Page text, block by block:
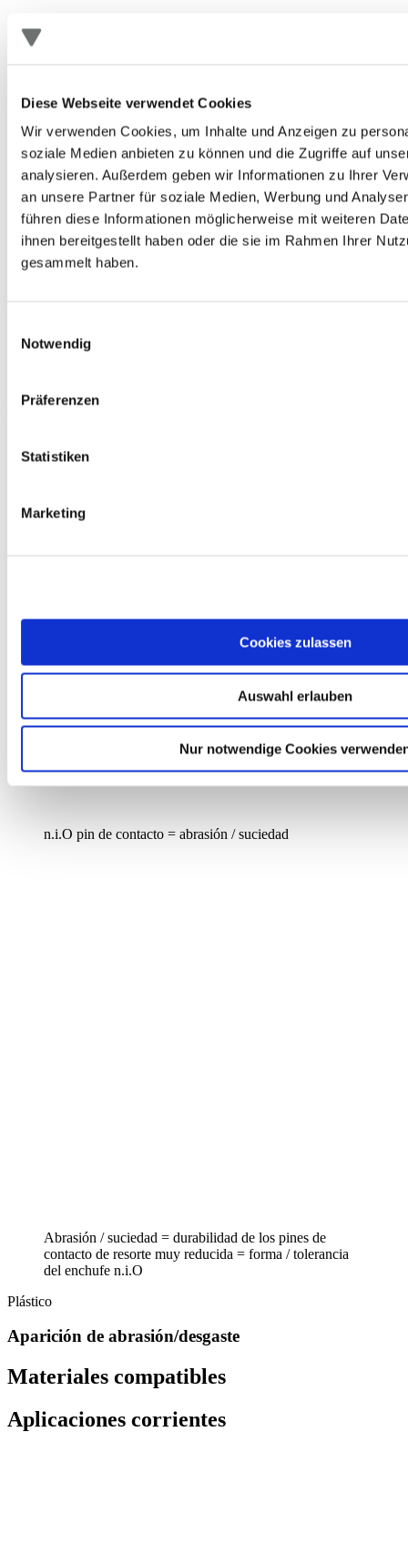
Diese Webseite verwendet Cookies
Wir verwenden Cookies, um Inhalte und Anzeigen zu
soziale Medien anbieten zu können und die Zugriffe auf
analysieren. Außerdem geben wir Informationen zu Ihrer
an unsere Partner für soziale Medien, Werbung und
führen diese Informationen möglicherweise mit weiteren
ihnen bereitgestellt haben oder die sie im Rahmen Ihrer
gesammelt haben.
Notwendig
Präferenzen
Statistiken
Marketing
Cookies zulassen
Auswahl erlauben
Nur notwendige Cookies
n.i.O pin de contacto doblado / no es posible el
Inspección de componentes electrónicos
alto rendimiento
n.i.O pin de contacto = abrasión / suciedad
Abrasión / suciedad = durabilidad de los pines de
contacto de resorte muy reducida = forma / tolerancia
del enchufe n.i.O
Plástico
Aparición de abrasión/desgaste
Materiales compatibles
Aplicaciones corrientes